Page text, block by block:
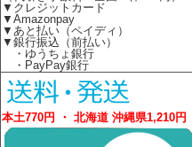
▼クレジットカード
▼Amazonpay
▼あと払い（ペイディ）
▼銀行振込（前払い）
・ゆうちょ銀行
・PayPay銀行
本土770円 ・ 北海道 沖縄県1,210円